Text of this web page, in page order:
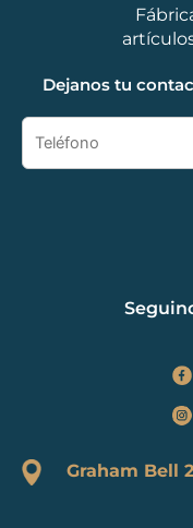
Dejanos tu
Graham Bell